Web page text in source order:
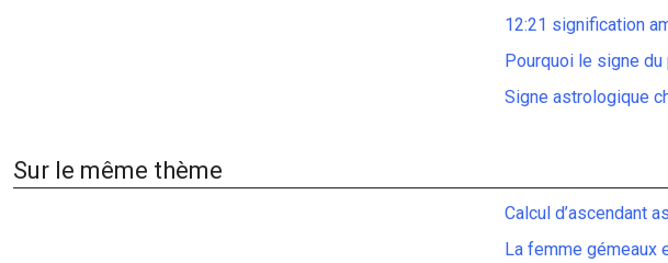
12:21 signification
Pourquoi le signe
Signe astrologique
Sur le même thème
Calcul d’ascendant
La femme gémeaux